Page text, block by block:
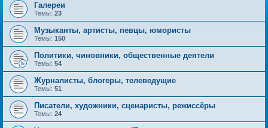
Галереи
Темы: 23
Музыканты, артисты, певцы, юмористы
Темы: 150
Политики, чиновники, общественные деятели
Темы: 54
Журналисты, блогеры, телеведущие
Темы: 51
Писатели, художники, сценаристы, режиссёры
Темы: 24